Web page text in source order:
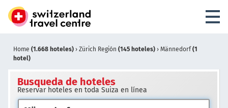
Home (1.668 hoteles) › Zürich Región (145 hoteles) › Männedorf (1
hotel)
Busqueda de hoteles
Reservar hoteles en toda Suiza en línea